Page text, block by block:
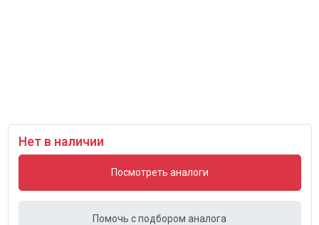
Нет в наличии
Посмотреть аналоги
Помочь с подбором аналога